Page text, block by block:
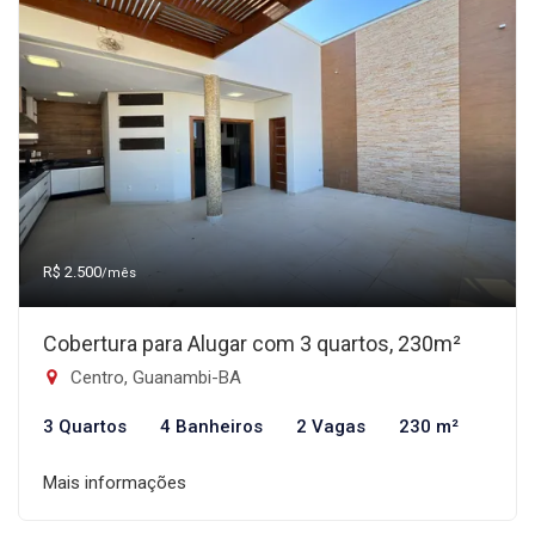
R$ 2.500/mês
Cobertura para Alugar com 3 quartos, 230m²
Centro, Guanambi-BA
3 Quartos 4 Banheiros 2 Vagas 230 m²
Mais informações